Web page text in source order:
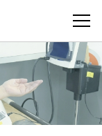
メ
ニ
ュ
ー
を
開
く